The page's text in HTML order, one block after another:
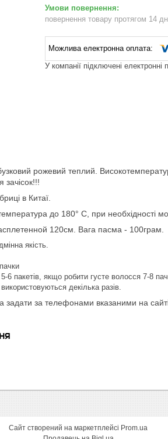
повернення товару протягом 14
У компанії підключені
рожевий теплий.
в Китаї.
до 180° С, при необхідності
120см. Вага пасма - 100грам.
якість.
пакетів, якщо робити густе волосся 7-8
декілька разів.
за телефонами вказаними на
Сайт створений на маркетплейсі Prom.ua